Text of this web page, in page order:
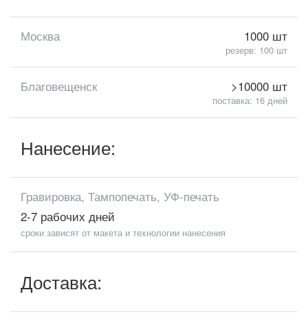
Москва 1000 шт
резерв: 100 шт
Благовещенск >10000 шт
поставка: 16 дней
Нанесение:
Гравировка, Тампопечать, УФ-печать
2-7 рабочих дней
сроки зависят от макета и технологии нанесения
Доставка: